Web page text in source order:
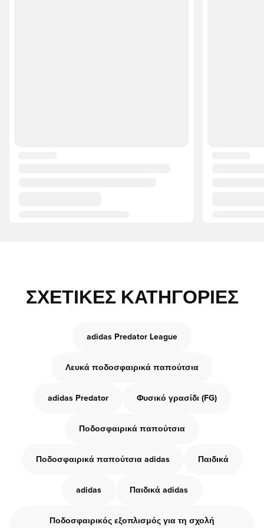
ΣΧΕΤΙΚΈΣ ΚΑΤΗΓΟΡΊΕΣ
adidas Predator League
Λευκά ποδοσφαιρικά παπούτσια
adidas Predator Φυσικό γρασίδι (FG)
Ποδοσφαιρικά παπούτσια
Ποδοσφαιρικά παπούτσια adidas Παιδικά
adidas Παιδικά adidas
Ποδοσφαιρικός εξοπλισμός για τη σχολή